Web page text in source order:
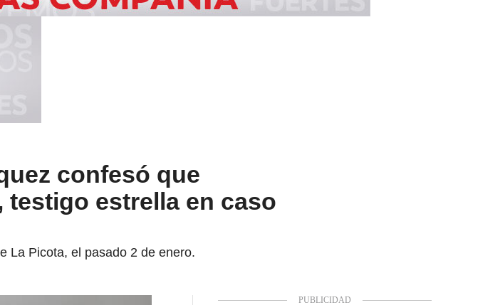
confesó que
testigo estrella en caso
La Picota, el pasado 2 de enero.